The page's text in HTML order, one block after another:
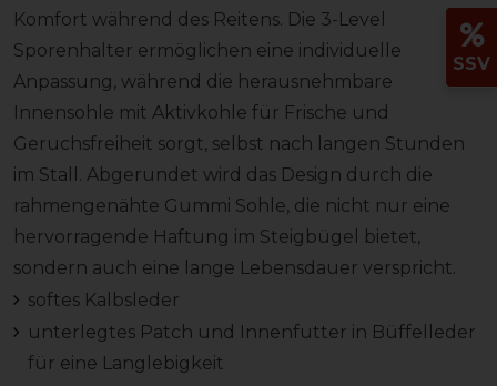
Komfort während des Reitens. Die 3-Level
Sporenhalter ermöglichen eine individuelle
Anpassung, während die herausnehmbare
Innensohle mit Aktivkohle für Frische und
Geruchsfreiheit sorgt, selbst nach langen Stunden
im Stall. Abgerundet wird das Design durch die
rahmengenähte Gummi Sohle, die nicht nur eine
hervorragende Haftung im Steigbügel bietet,
sondern auch eine lange Lebensdauer verspricht.
softes Kalbsleder
unterlegtes Patch und Innenfutter in Büffelleder
für eine Langlebigkeit
SSV